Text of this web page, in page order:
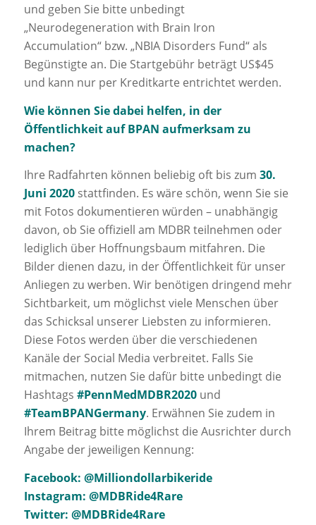
und geben Sie bitte unbedingt
„Neurodegeneration with Brain Iron
Accumulation“ bzw. „NBIA Disorders Fund“ als
Begünstigte an. Die Startgebühr beträgt US$45
und kann nur per Kreditkarte entrichtet werden.
Wie können Sie dabei helfen, in der
Öffentlichkeit auf BPAN aufmerksam zu
machen?
Ihre Radfahrten können beliebig oft bis zum 30.
Juni 2020stattfinden. Es wäre schön, wenn Sie sie
mit Fotos dokumentieren würden – unabhängig
davon, ob Sie offiziell am MDBR teilnehmen oder
lediglich über Hoffnungsbaum mitfahren. Die
Bilder dienen dazu, in der Öffentlichkeit für unser
Anliegen zu werben. Wir benötigen dringend mehr
Sichtbarkeit, um möglichst viele Menschen über
das Schicksal unserer Liebsten zu informieren.
Diese Fotos werden über die verschiedenen
Kanäle der Social Media verbreitet. Falls Sie
mitmachen, nutzen Sie dafür bitte unbedingt die
Hashtags #PennMedMDBR2020und
#TeamBPANGermany. Erwähnen Sie zudem in
Ihrem Beitrag bitte möglichst die Ausrichter durch
Angabe der jeweiligen Kennung:
Facebook: @Milliondollarbikeride
Instagram: @MDBRide4Rare
Twitter: @MDBRide4Rare